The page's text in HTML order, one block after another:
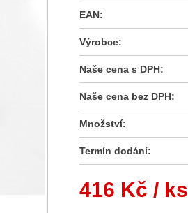
EAN:
Výrobce:
Naše cena s DPH:
Naše cena bez DPH:
Množství:
Termín dodání:
416 Kč / ks